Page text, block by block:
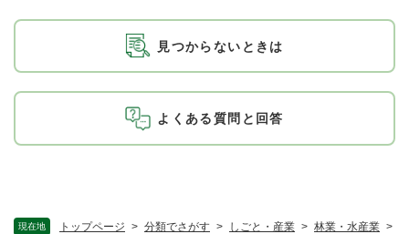
現在地 トップページ > 分類でさがす > しごと・産業 > 林業・水産業 >
見つからないときは
よくある質問と回答